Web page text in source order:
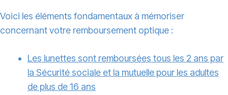
Voici les éléments fondamentaux à mémoriser
concernant votre remboursement optique :
Les lunettes sont remboursées tous les 2 ans par
la Sécurité sociale et la mutuelle pour les adultes
de plus de 16 ans